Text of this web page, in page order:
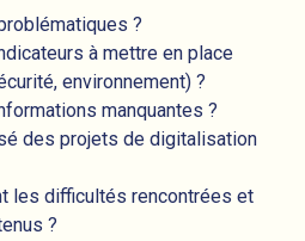
?
à mettre en place
environnement) ?
manquantes ?
des projets de digitalisation
les difficultés rencontrées et
?